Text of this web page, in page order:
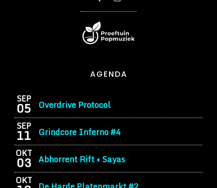
AGENDA
SEP
05 Overdrive Protocol
SEP
11 Grindcore Inferno #4
OKT
03 Abhorrent Rift + Sayas
OKT